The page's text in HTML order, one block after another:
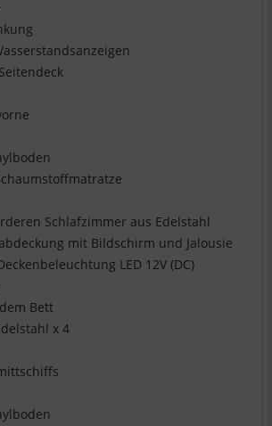
Schlafzimmer aus Edelstahl
mit Bildschirm und Jalousie
LED 12V (DC)
Bett
x 4